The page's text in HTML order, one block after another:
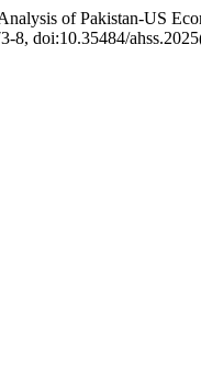
of Pakistan-US
8, doi:10.35484/